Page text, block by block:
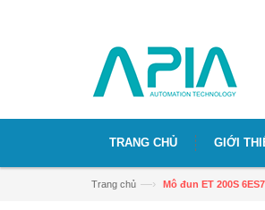
TRANG CHỦ GIỚI
Trang chủ —› Mô đun ET 200S